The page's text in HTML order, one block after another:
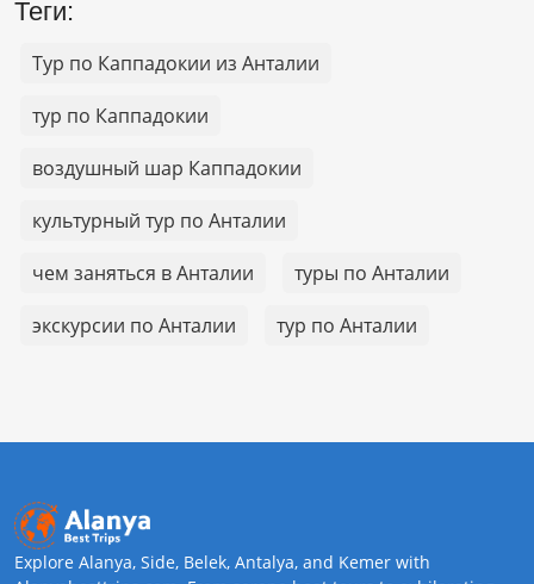
Теги:
Тур по Каппадокии из Анталии
тур по Каппадокии
воздушный шар Каппадокии
культурный тур по Анталии
чем заняться в Анталии
туры по Анталии
экскурсии по Анталии
тур по Анталии
Explore Alanya, Side, Belek, Antalya, and Kemer with